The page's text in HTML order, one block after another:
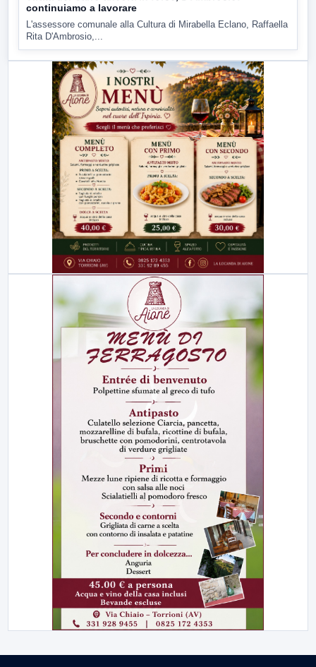
continuiamo a lavorare
L'assessore comunale alla Cultura di Mirabella Eclano, Raffaella
Rita D'Ambrosio,...